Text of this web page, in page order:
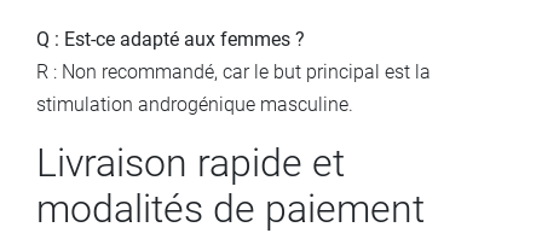
Q : Est-ce adapté aux femmes ?
R : Non recommandé, car le but principal est la
stimulation androgénique masculine.
Livraison rapide et
modalités de paiement